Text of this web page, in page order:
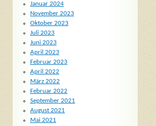
Januar 2024
November 2023
Oktober 2023
Juli 2023
Juni 2023
April 2023
Februar 2023
April 2022
März 2022
Februar 2022
September 2021
August 2021
Mai 2021